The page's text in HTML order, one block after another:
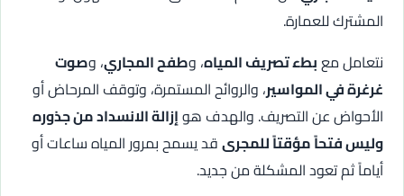
المشترك للعمارة.
نتعامل معبطء تصريف المياه، وطفح المجاري، وصوت
غرغرة في المواسير، والروائح المستمرة، وتوقف المرحاض أو
الأحواض عن التصريف. والهدف هوإزالة الانسداد من جذوره
وليس فتحاً مؤقتاً للمجرىقد يسمح بمرور المياه ساعات أو
أياماً ثم تعود المشكلة من جديد.